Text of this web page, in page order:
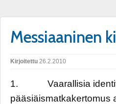
Messiaaninen
Kirjoitettu 26.2.2010
1. Vaarallisia
pääsiäismatkakertomus